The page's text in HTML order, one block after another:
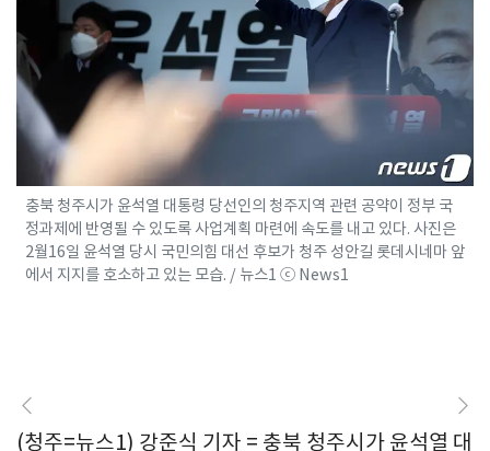
충북 청주시가 윤석열 대통령 당선인의 청주지역 관련 공약이 정부 국
정과제에 반영될 수 있도록 사업계획 마련에 속도를 내고 있다. 사진은
2월16일 윤석열 당시 국민의힘 대선 후보가 청주 성안길 롯데시네마 앞
에서 지지를 호소하고 있는 모습. / 뉴스1 ⓒ News1
(청주=뉴스1) 강준식 기자 = 충북 청주시가 윤석열 대